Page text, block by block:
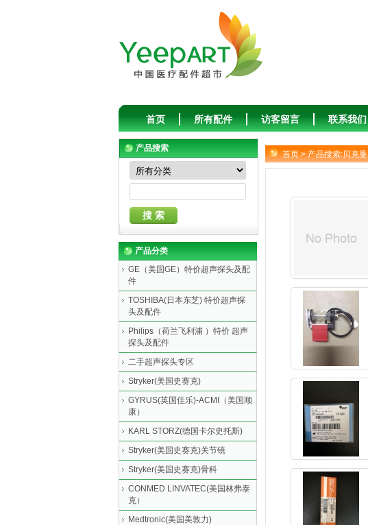
首页 所有配件 访客留言 联系我们
首页> 产品搜索:贝克曼
产品搜索
产品分类
GE（美国GE）特价超声探头及配
件
TOSHIBA(日本东芝) 特价超声探
头及配件
Philips（荷兰飞利浦 ）特价 超声
探头及配件
二手超声探头专区
Stryker(美国史赛克)
GYRUS(英国佳乐)-ACMI（美国顺
康）
KARL STORZ(德国卡尔史托斯)
Stryker(美国史赛克)关节镜
Stryker(美国史赛克)骨科
CONMED LINVATEC(美国林弗泰
克）
Medtronic(美国美敦力)